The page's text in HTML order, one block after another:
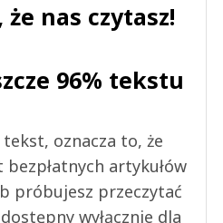
nas czytasz!
96% tekstu
oznacza to, że
artykułów
próbujesz przeczytać
wyłącznie dla